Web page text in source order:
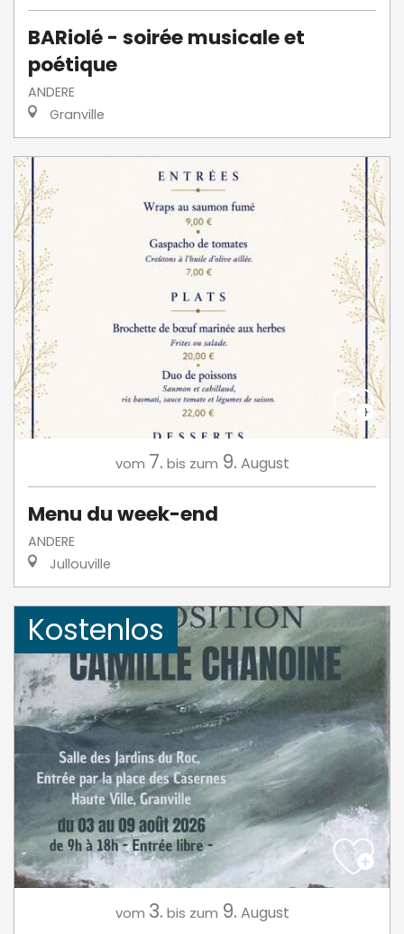
BARiolé - soirée musicale et
poétique
ANDERE
Granville
vom 7. bis zum 9. August
Menu du week-end
ANDERE
Jullouville
Kostenlos
vom 3. bis zum 9. August